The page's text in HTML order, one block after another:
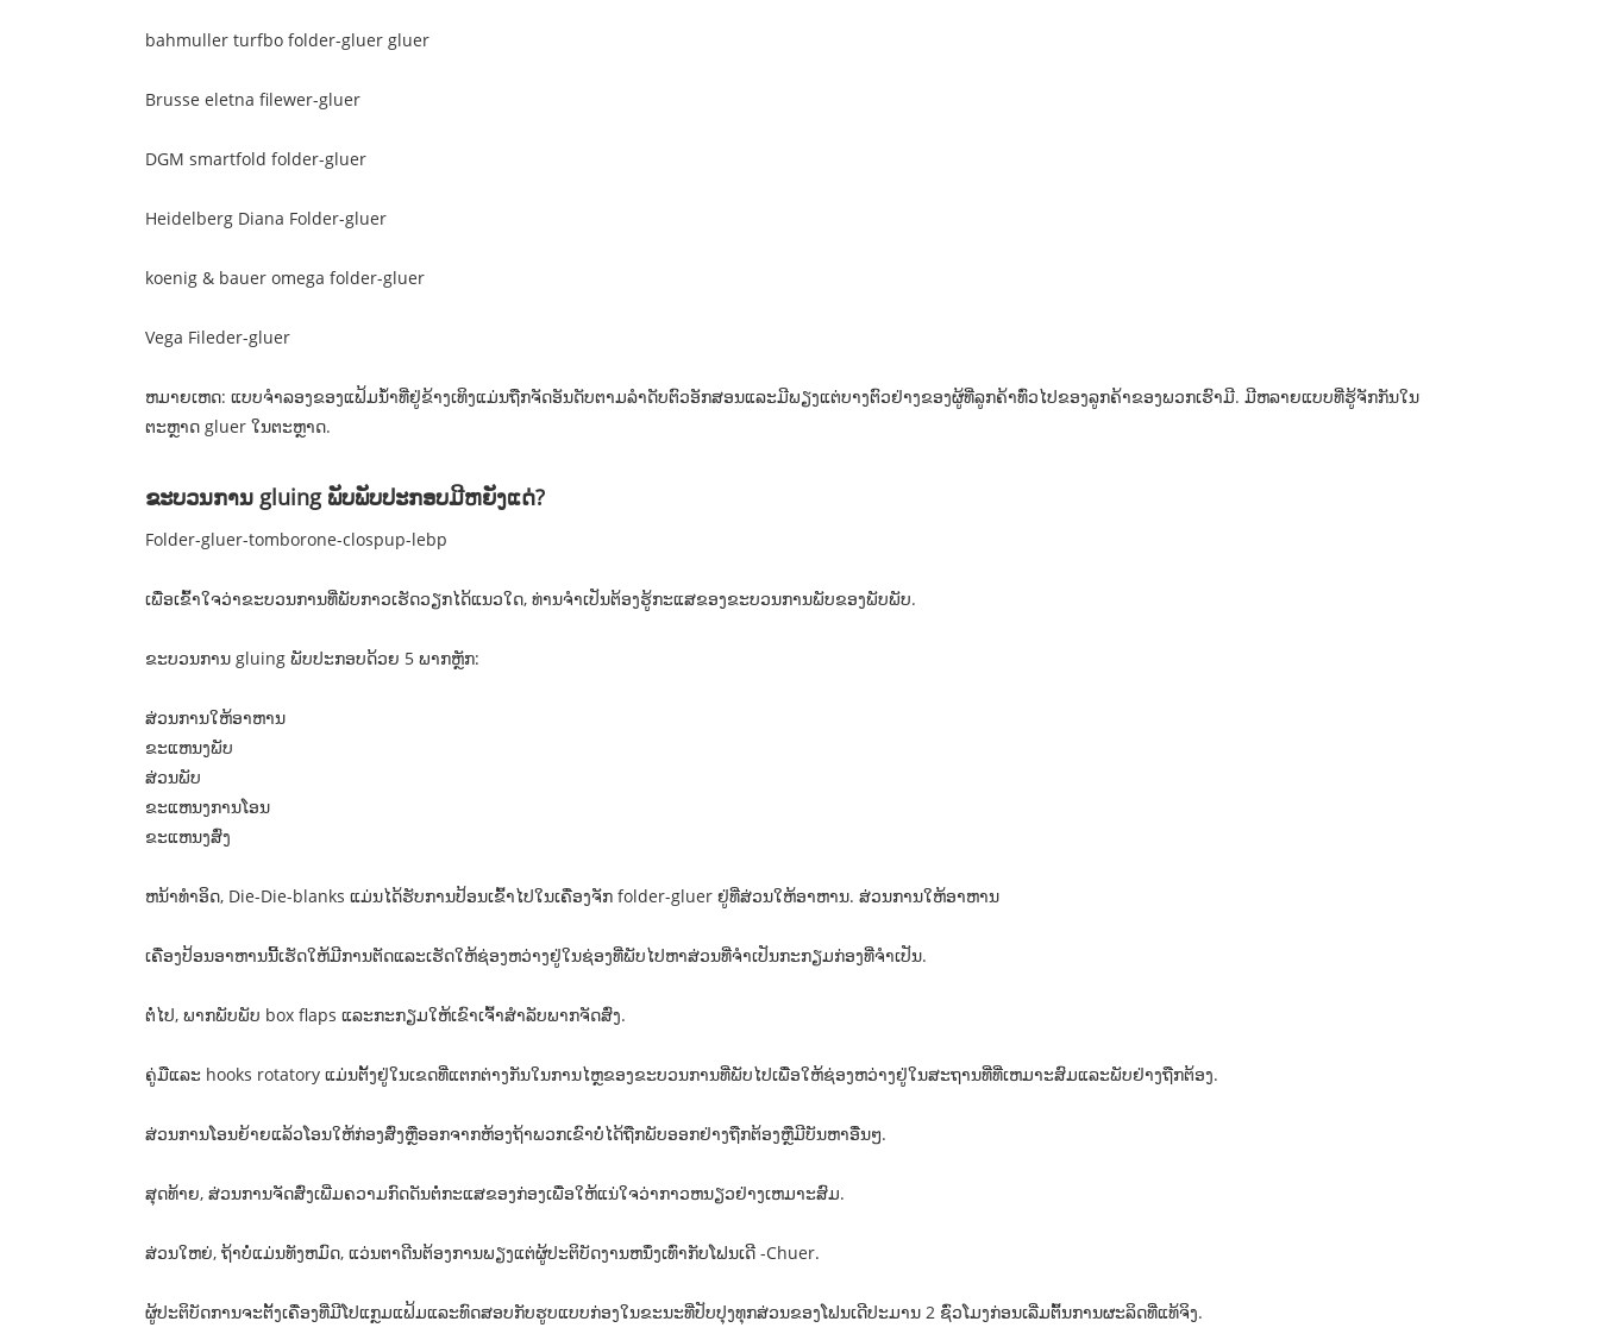
bahmuller turfbo folder-gluer gluer
Brusse eletna filewer-gluer
DGM smartfold folder-gluer
Heidelberg Diana Folder-gluer
koenig & bauer omega folder-gluer
Vega Fileder-gluer
ຫມາຍເຫດ: ແບບຈໍາລອງຂອງແຟ້ມນ້ໍາທີ່ຢູ່ຂ້າງເທິງແມ່ນຖືກຈັດອັນດັບຕາມລໍາດັບຕົວອັກສອນແລະມີພຽງແຕ່ບາງຕົວຢ່າງຂອງຜູ້ທີ່ລູກຄ້າທົ່ວໄປຂອງລູກຄ້າຂອງພວກເຮົາມີ. ມີຫລາຍແບບທີ່ຮູ້ຈັກກັນໃນ
ຕະຫຼາດ gluer ໃນຕະຫຼາດ.
ຂະບວນການ gluing ພັບພັບປະກອບມີຫຍັງແດ່?
Folder-gluer-tomborone-clospup-lebp
ເພື່ອເຂົ້າໃຈວ່າຂະບວນການທີ່ພັບກາວເຮັດວຽກໄດ້ແນວໃດ, ທ່ານຈໍາເປັນຕ້ອງຮູ້ກະແສຂອງຂະບວນການພັບຂອງພັບພັບ.
ຂະບວນການ gluing ພັບປະກອບດ້ວຍ 5 ພາກຫຼັກ:
ສ່ວນການໃຫ້ອາຫານ
ຂະແຫນງພັບ
ສ່ວນພັບ
ຂະແຫນງການໂອນ
ຂະແຫນງສົ່ງ
ຫນ້າທໍາອິດ, Die-Die-blanks ແມ່ນໄດ້ຮັບການປ້ອນເຂົ້າໄປໃນເຄື່ອງຈັກ folder-gluer ຢູ່ທີ່ສ່ວນໃຫ້ອາຫານ. ສ່ວນການໃຫ້ອາຫານ
ເຄື່ອງປ້ອນອາຫານນີ້ເຮັດໃຫ້ມີການຕັດແລະເຮັດໃຫ້ຊ່ອງຫວ່າງຢູ່ໃນຊ່ອງທີ່ພັບໄປຫາສ່ວນທີ່ຈໍາເປັນກະກຽມກ່ອງທີ່ຈໍາເປັນ.
ຕໍ່ໄປ, ພາກພັບພັບ box flaps ແລະກະກຽມໃຫ້ເຂົາເຈົ້າສໍາລັບພາກຈັດສົ່ງ.
ຄູ່ມືແລະ hooks rotatory ແມ່ນຕັ້ງຢູ່ໃນເຂດທີ່ແຕກຕ່າງກັນໃນການໄຫຼຂອງຂະບວນການທີ່ພັບໄປເພື່ອໃຫ້ຊ່ອງຫວ່າງຢູ່ໃນສະຖານທີ່ທີ່ເຫມາະສົມແລະພັບຢ່າງຖືກຕ້ອງ.
ສ່ວນການໂອນຍ້າຍແລ້ວໂອນໃຫ້ກ່ອງສົ່ງຫຼືອອກຈາກຫ້ອງຖ້າພວກເຂົາບໍ່ໄດ້ຖືກພັບອອກຢ່າງຖືກຕ້ອງຫຼືມີບັນຫາອື່ນໆ.
ສຸດທ້າຍ, ສ່ວນການຈັດສົ່ງເພີ່ມຄວາມກົດດັນຕໍ່ກະແສຂອງກ່ອງເພື່ອໃຫ້ແນ່ໃຈວ່າກາວຫນຽວຢ່າງເຫມາະສົມ.
ສ່ວນໃຫຍ່, ຖ້າບໍ່ແມ່ນທັງຫມົດ, ແວ່ນຕາດີນຕ້ອງການພຽງແຕ່ຜູ້ປະຕິບັດງານຫນຶ່ງເທົ່າກັບໂຟນເດີ -Chuer.
ຜູ້ປະຕິບັດການຈະຕັ້ງເຄື່ອງທີ່ມີໂປແກຼມແຟ້ມແລະທົດສອບກັບຮູບແບບກ່ອງໃນຂະນະທີ່ປັບປຸງທຸກສ່ວນຂອງໂຟນເດີປະມານ 2 ຊົ່ວໂມງກ່ອນເລີ່ມຕົ້ນການຜະລິດທີ່ແທ້ຈິງ.